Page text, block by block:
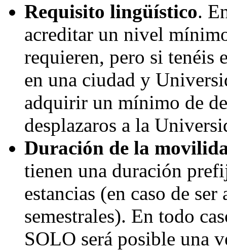
Requisito lingüístico.
acreditar un nivel
requieren, pero si tenéis
en una ciudad y
adquirir un mínimo de
desplazaros a la
Duración de la
tienen una duración
estancias (en caso de
semestrales). En todo
SOLO será posible una